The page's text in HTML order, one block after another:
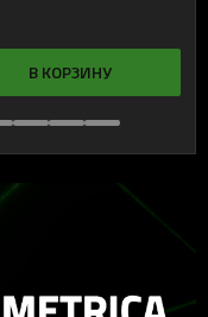
В КОРЗИНУ